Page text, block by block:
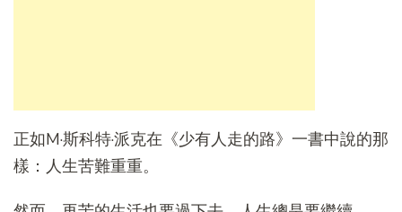
正如M·斯科特·派克在《少有人走的路》一書中說的那
樣：人生苦難重重。